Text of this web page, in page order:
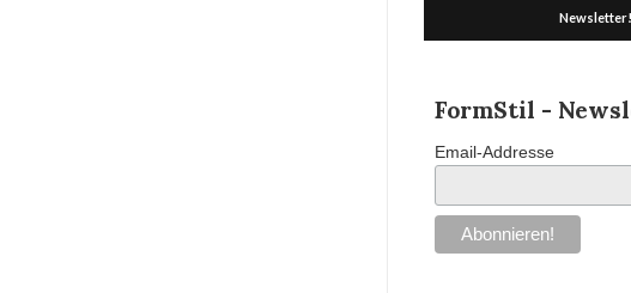
Newsletter!
FormStil -
Email-Addresse